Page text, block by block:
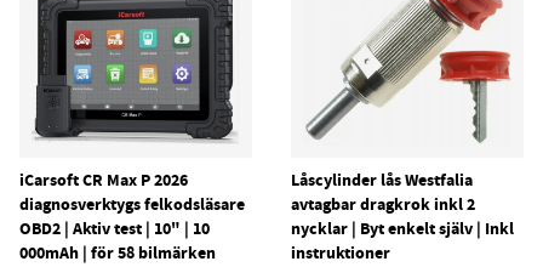
iCarsoft CR Max P 2026
diagnosverktygs felkodsläsare
OBD2 | Aktiv test | 10" | 10
000mAh | för 58 bilmärken
Låscylinder lås Westfalia
avtagbar dragkrok inkl 2
nycklar | Byt enkelt själv | Inkl
instruktioner